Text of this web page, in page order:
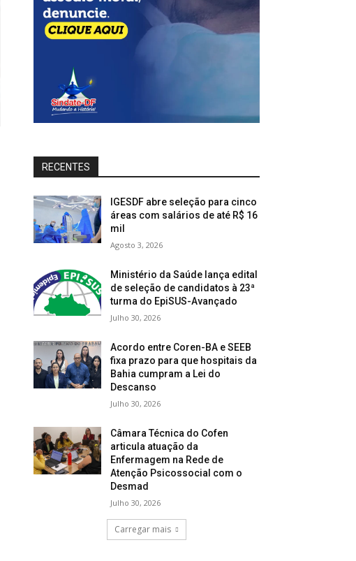
RECENTES
IGESDF abre seleção para cinco
áreas com salários de até R$ 16
mil
Agosto 3, 2026
Ministério da Saúde lança edital
de seleção de candidatos à 23ª
turma do EpiSUS-Avançado
Julho 30, 2026
Acordo entre Coren-BA e SEEB
fixa prazo para que hospitais da
Bahia cumpram a Lei do
Descanso
Julho 30, 2026
Câmara Técnica do Cofen
articula atuação da
Enfermagem na Rede de
Atenção Psicossocial com o
Desmad
Julho 30, 2026
Carregar mais